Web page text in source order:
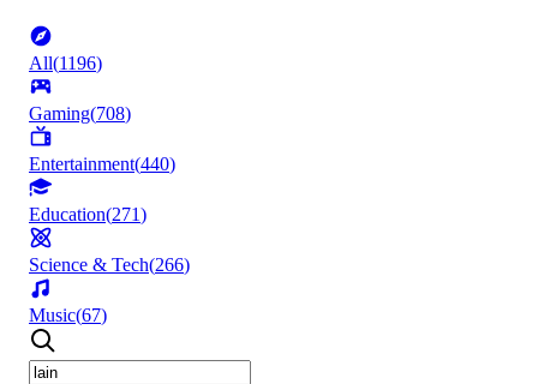
All(1196)
Gaming(708)
Entertainment(440)
Education(271)
Science & Tech(266)
Music(67)